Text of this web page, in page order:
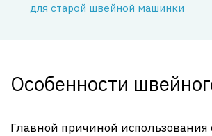
для старой швейной машинки
Особенности
Главной причиной использования